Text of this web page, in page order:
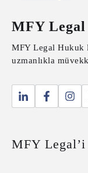
MFY Legal
MFY Legal Hukuk
uzmanlıkla
MFY